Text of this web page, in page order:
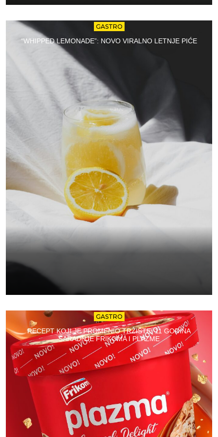
GASTRO
“WHIPPED LEMONADE”: NOVO VIRALNO LETNJE PIĆE
GASTRO
RECEPT KOJI JE PROMENIO TRŽIŠTE: 11 GODINA
SARADNJE FRIKOMA I PLAZME